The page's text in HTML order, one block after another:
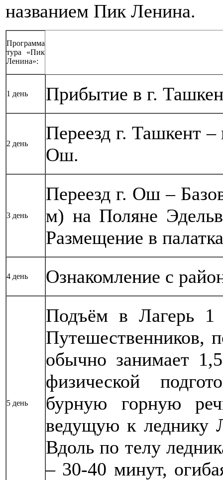
названием Пик Ленина.
Программа
тура «Пик
Ленина»:
1 день Прибытие в г.
2 день
Переезд г. Ташкент
Ош.
3 день
Переезд г. Ош –
м) на Поляне
Размещение в
4 день Ознакомление с
5 день
Подъём в Лагерь
Путешественников,
обычно занимает
физической
бурную горную
ведущую к леднику
Вдоль по телу
– 30-40 минут,